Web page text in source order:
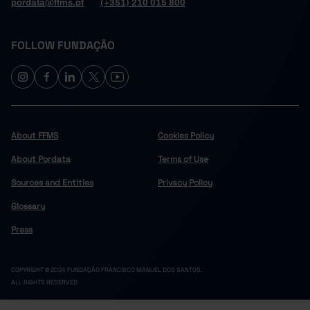
pordata@ffms.pt
(+351) 210 015 800
FOLLOW FUNDAÇÃO
About FFMS
About Pordata
Sources and Entities
Glossary
Press
Cookies Policy
Terms of Use
Privacy Policy
COPYRIGHT © 2024 FUNDAÇÃO FRANCISCO MANUEL DOS SANTOS.
ALL RIGHTS RESERVED